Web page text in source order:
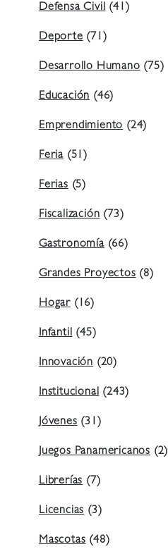
Defensa Civil(41)
Deporte(71)
Desarrollo Humano(75)
Educación(46)
Emprendimiento(24)
Feria (51)
Ferias(5)
Fiscalización(73)
Gastronomía(66)
Grandes Proyectos(8)
Hogar (16)
Infantil(45)
Innovación (20)
Institucional(243)
Jóvenes(31)
Juegos Panamericanos (2)
Librerías(7)
Licencias(3)
Mascotas(48)